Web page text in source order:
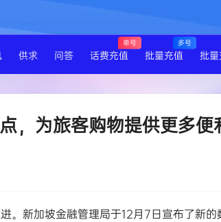
供求 问答 话费充值
单号
批量充值
多号
批量
，为旅客购物提供更多便
新加坡金融管理局于12月7日宣布了新的